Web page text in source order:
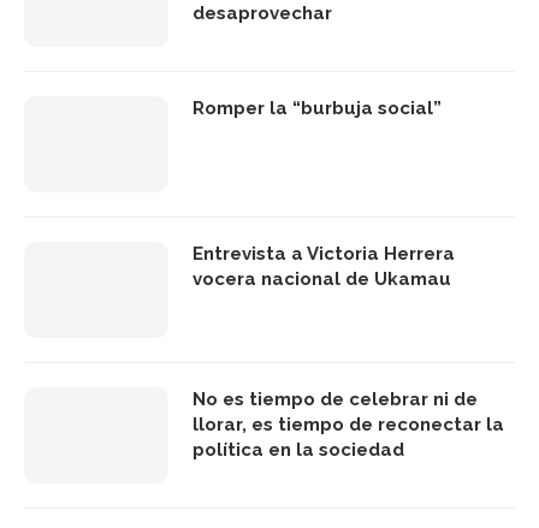
desaprovechar
Romper la “burbuja social”
Entrevista a Victoria Herrera
vocera nacional de Ukamau
No es tiempo de celebrar ni de
llorar, es tiempo de reconectar la
política en la sociedad